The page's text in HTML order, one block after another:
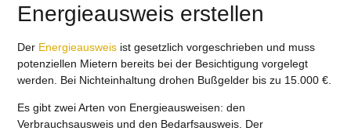
Energieausweis erstellen
Der Energieausweis ist gesetzlich vorgeschrieben und muss
potenziellen Mietern bereits bei der Besichtigung vorgelegt
werden. Bei Nichteinhaltung drohen Bußgelder bis zu 15.000 €.
Es gibt zwei Arten von Energieausweisen: den
Verbrauchsausweis und den Bedarfsausweis. Der